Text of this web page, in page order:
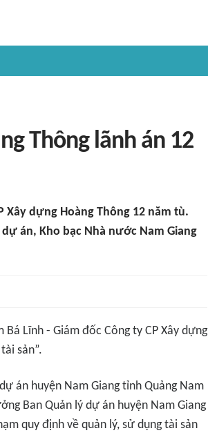
Thông lãnh án 12
Xây dựng Hoàng Thông 12 năm tù.
án, Kho bạc Nhà nước Nam Giang
Lĩnh - Giám đốc Công ty CP Xây dựng
sản”.
án huyện Nam Giang tỉnh Quảng Nam
Ban Quản lý dự án huyện Nam Giang
quy định về quản lý, sử dụng tài sản